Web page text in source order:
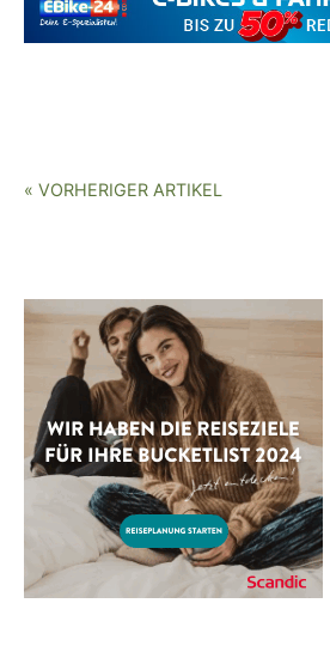
« VORHERIGER ARTIKEL